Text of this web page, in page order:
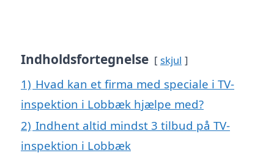
Indholdsfortegnelse skjul
1) Hvad kan et firma med speciale i TV-
inspektion i Lobbæk hjælpe med?
2) Indhent altid mindst 3 tilbud på TV-
inspektion i Lobbæk